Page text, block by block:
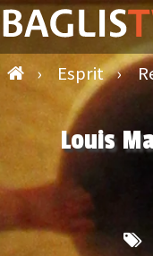
› Esprit ›
Louis